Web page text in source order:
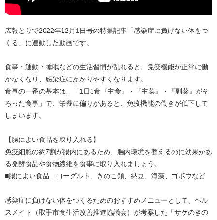
広報とりで2022年12月1日号の特集記事「感染症に負けない体をつ
くる」に連動した動画です。
食事・運動・睡眠などの生活習慣が乱れると、免疫機能が正常に働
かなくなり、感染症にかかりやすくなります。
食事の一番の基本は、「1日3食『主食』・『主菜』・『副菜』がそ
ろった食事」で、栄養に偏りがあると、免疫機能の働きが低下して
しまいます。
【腸によい食品を取り入れる】
免疫細胞の約7割が腸内にあるため、腸内環境を整えるのに効果があ
る発酵食品や食物繊維を食事に取り入れましょう。
■腸によい食品…ヨーグルト、きのこ類、納豆、海藻、ゴボウなど
感染症に負けない体をつくるためのおすすめメニューとして、ヘル
スメイト（取手市食生活改善推進協議会）が考案した「サケのきの